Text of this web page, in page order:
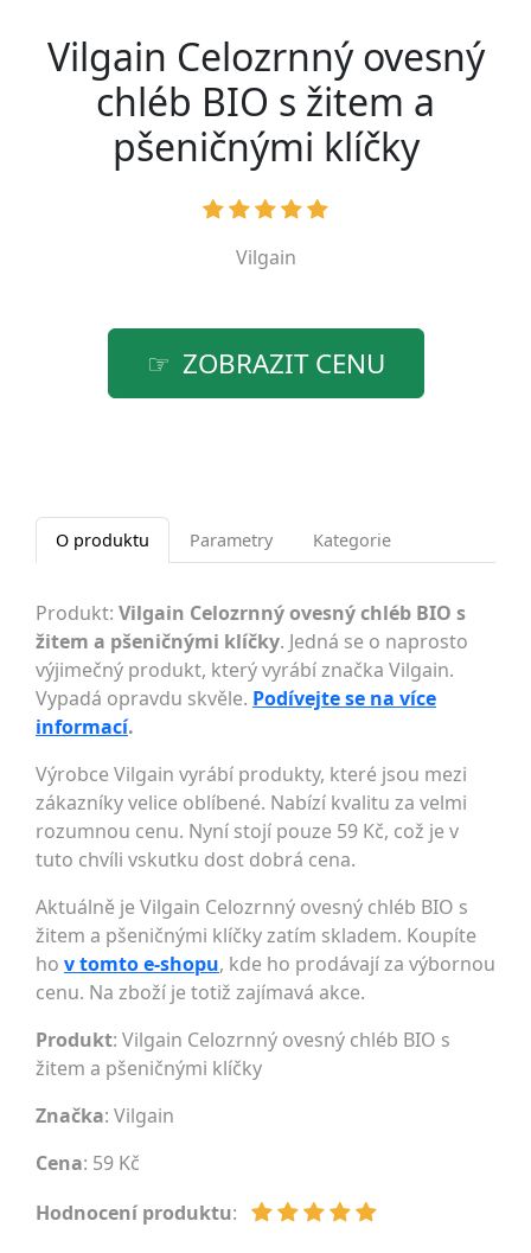
Vilgain Celozrnný ovesný
chléb BIO s žitem a
pšeničnými klíčky
Vilgain
ZOBRAZIT CENU
O produktu Parametry Kategorie
Produkt: Vilgain Celozrnný ovesný chléb BIO s
žitem a pšeničnými klíčky. Jedná se o naprosto
výjimečný produkt, který vyrábí značka Vilgain.
Vypadá opravdu skvěle. Podívejte se na více
informací.
Výrobce Vilgain vyrábí produkty, které jsou mezi
zákazníky velice oblíbené. Nabízí kvalitu za velmi
rozumnou cenu. Nyní stojí pouze 59 Kč, což je v
tuto chvíli vskutku dost dobrá cena.
Aktuálně je Vilgain Celozrnný ovesný chléb BIO s
žitem a pšeničnými klíčky zatím skladem. Koupíte
ho v tomto e-shopu, kde ho prodávají za výbornou
cenu. Na zboží je totiž zajímavá akce.
Produkt: Vilgain Celozrnný ovesný chléb BIO s
žitem a pšeničnými klíčky
Značka: Vilgain
Cena: 59 Kč
Hodnocení produktu: